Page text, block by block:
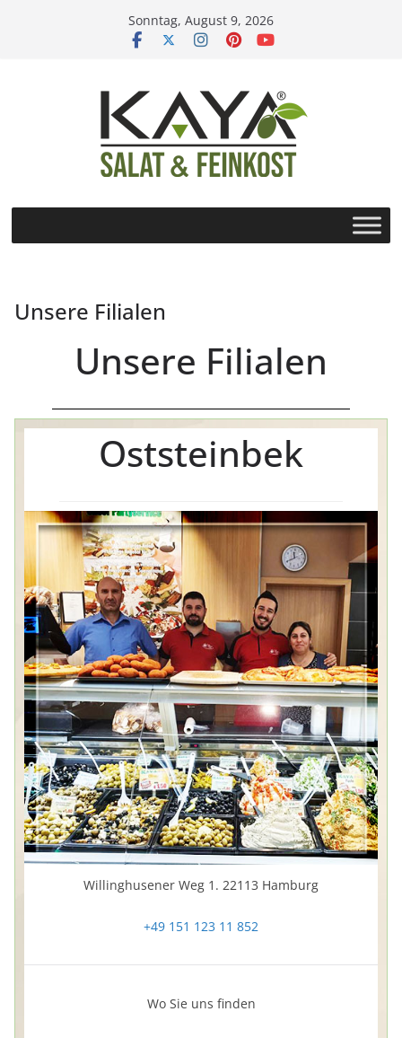
Sonntag, August 9, 2026
Unsere Filialen
Unsere Filialen
Oststeinbek
Willinghusener Weg 1. 22113 Hamburg
+49 151 123 11 852
Wo Sie uns finden